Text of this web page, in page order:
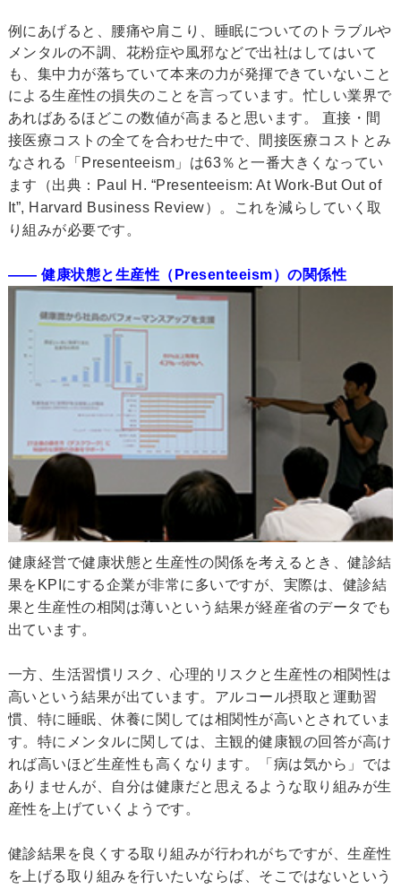
例にあげると、腰痛や肩こり、睡眠についてのトラブルや
メンタルの不調、花粉症や風邪などで出社はしてはいて
も、集中力が落ちていて本来の力が発揮できていないこと
による生産性の損失のことを言っています。忙しい業界で
あればあるほどこの数値が高まると思います。
直接・間
接医療コストの全てを合わせた中で、間接医療コストとみ
なされる「Presenteeism」は63％と一番大きくなってい
ます（出典：Paul H. “Presenteeism: At Work-But Out of
It”, Harvard Business Review）。これを減らしていく取
り組みが必要です。
―― 健康状態と生産性（Presenteeism）の関係性
健康経営で健康状態と生産性の関係を考えるとき、健診結
果をKPIにする企業が非常に多いですが、実際は、健診結
果と生産性の相関は薄いという結果が経産省のデータでも
出ています。
一方、生活習慣リスク、心理的リスクと生産性の相関性は
高いという結果が出ています。アルコール摂取と運動習
慣、特に睡眠、休養に関しては相関性が高いとされていま
す。特にメンタルに関しては、主観的健康観の回答が高け
れば高いほど生産性も高くなります。「病は気から」では
ありませんが、自分は健康だと思えるような取り組みが生
産性を上げていくようです。
健診結果を良くする取り組みが行われがちですが、生産性
を上げる取り組みを行いたいならば、そこではないという